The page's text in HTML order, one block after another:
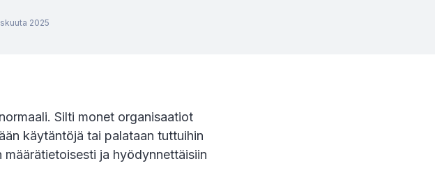
2025
Silti monet organisaatiot
käytäntöjä tai palataan tuttuihin
ja hyödynnettäisiin